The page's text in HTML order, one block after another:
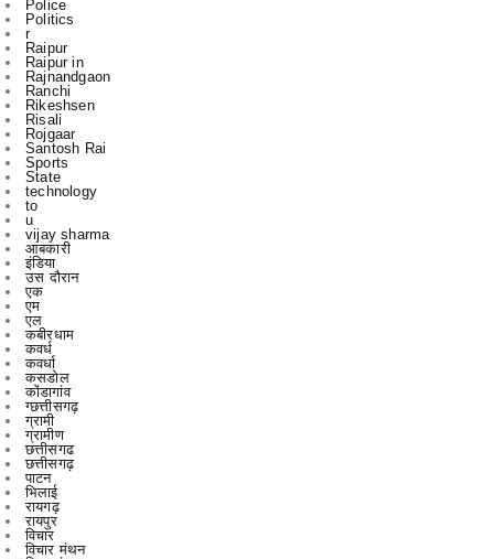
Rajnandgaon
Ranchi
Rikeshsen
Risali
Rojgaar
Santosh Rai
Sports
State
technology
to
u
vijay sharma
आबकारी
इंडिया
उस दौरान
एक
एम
एल
कबीरधाम
कवर्ध
कवर्धा
कसडोल
कोंडागांव
ग्छत्तीसगढ़
ग्रामी
ग्रामीण
छत्तीसगढ
छत्तीसगढ़
पाटन
भिलाई
रायगढ़
रायपुर
विचार
विचार मंथन
विचारमंथन
शहर
शहरChhattisgarrh